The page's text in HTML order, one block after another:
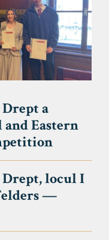
a
Eastern
locul I
—